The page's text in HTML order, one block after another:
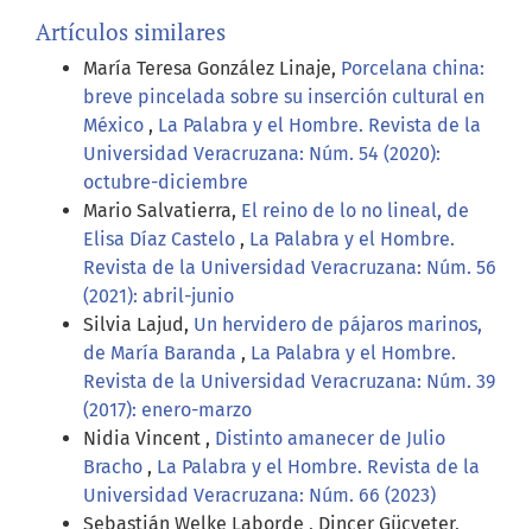
Artículos similares
María Teresa González Linaje, Porcelana china:
breve pincelada sobre su inserción cultural en
México , La Palabra y el Hombre. Revista de la
Universidad Veracruzana: Núm. 54 (2020):
octubre-diciembre
Mario Salvatierra, El reino de lo no lineal, de
Elisa Díaz Castelo , La Palabra y el Hombre.
Revista de la Universidad Veracruzana: Núm. 56
(2021): abril-junio
Silvia Lajud, Un hervidero de pájaros marinos,
de María Baranda , La Palabra y el Hombre.
Revista de la Universidad Veracruzana: Núm. 39
(2017): enero-marzo
Nidia Vincent , Distinto amanecer de Julio
Bracho , La Palabra y el Hombre. Revista de la
Universidad Veracruzana: Núm. 66 (2023)
Sebastián Welke Laborde , Dinçer Güçyeter,